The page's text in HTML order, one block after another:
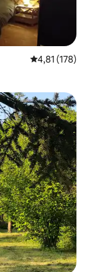
Gemiddelde
4,81 (178)